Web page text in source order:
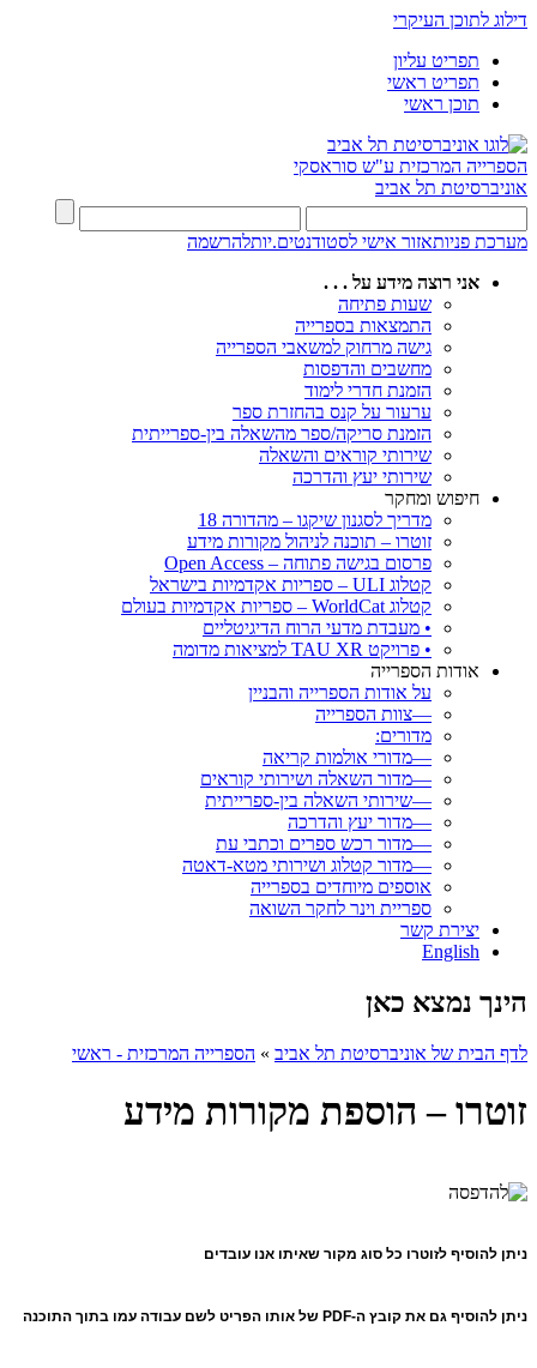
דילוג לתוכן העיקרי
תפריט עליון
תפריט ראשי
תוכן ראשי
הספרייה המרכזית ע"ש סוראסקי
אוניברסיטת תל אביב
מערכת פניותאזור אישי לסטודנטים.יותלהרשמה
אני רוצה מידע על . . .
שעות פתיחה
התמצאות בספרייה
גישה מרחוק למשאבי הספרייה
מחשבים והדפסות
הזמנת חדרי לימוד
ערעור על קנס בהחזרת ספר
הזמנת סריקה/ספר מהשאלה בין-ספרייתית
שירותי קוראים והשאלה
שירותי יעץ והדרכה
חיפוש ומחקר
מדריך לסגנון שיקגו – מהדורה 18
זוטרו – תוכנה לניהול מקורות מידע
פרסום בגישה פתוחה – Open Access
קטלוג ULI – ספריות אקדמיות בישראל
קטלוג WorldCat – ספריות אקדמיות בעולם
• מעבדת מדעי הרוח הדיגיטליים
• פרויקט TAU XR למציאות מדומה
אודות הספרייה
על אודות הספרייה והבניין
—צוות הספרייה
מדורים:
—מדורי אולמות קריאה
—מדור השאלה ושירותי קוראים
—שירותי השאלה בין-ספרייתית
—מדור יעץ והדרכה
—מדור רכש ספרים וכתבי עת
—מדור קטלוג ושירותי מטא-דאטה
אוספים מיוחדים בספרייה
ספריית וינר לחקר השואה
יצירת קשר
English
הינך נמצא כאן
לדף הבית של אוניברסיטת תל אביב » הספרייה המרכזית - ראשי
זוטרו – הוספת מקורות מידע
ניתן להוסיף לזוטרו כל סוג מקור שאיתו אנו עובדים
ניתן להוסיף גם את קובץ ה-PDF של אותו הפריט לשם עבודה עמו בתוך התוכנה